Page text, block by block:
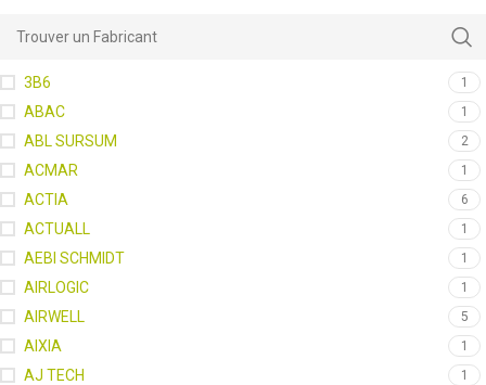
3B6 1
ABAC 1
ABL SURSUM 2
ACMAR 1
ACTIA 6
ACTUALL 1
AEBI SCHMIDT 1
AIRLOGIC 1
AIRWELL 5
AIXIA 1
AJ TECH 1